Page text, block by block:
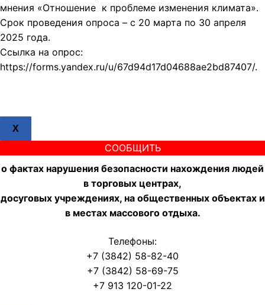
мнения «Отношение к проблеме изменения климата».
Срок проведения опроса – с 20 марта по 30 апреля
2025 года.
Ссылка на опрос:
https://forms.yandex.ru/u/67d94d17d04688ae2bd87407/.
X
СООБЩИТЬ
о фактах нарушения безопасности нахождения людей
в торговых центрах,
досуговых учреждениях, на общественных объектах и
в местах массового отдыха.
Телефоны:
+7 (3842) 58-82-40
+7 (3842) 58-69-75
+7 913 120-01-22